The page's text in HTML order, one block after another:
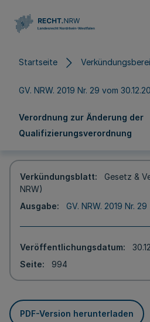
Startseite
GV. NRW. 2019 Nr. 29 vom
Verordnung zur Änderung der
Qualifizierungsverordnung
Verkündungsblatt
Gesetz &
NRW)
Ausgabe
GV. NRW. 2019 Nr. 29
Veröffentlichungsdatum
Seite
994
PDF-Version herunterladen